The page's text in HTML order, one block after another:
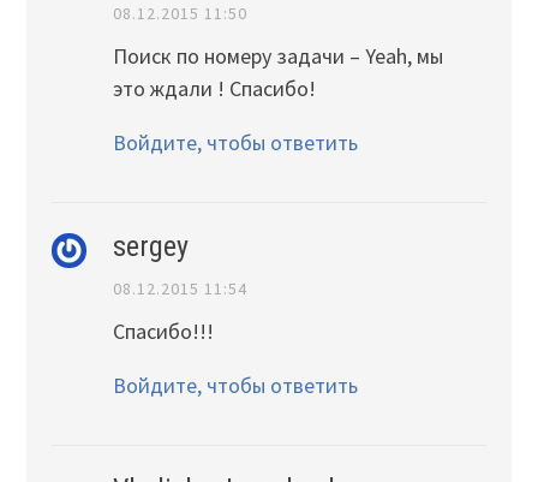
08.12.2015 11:50
Поиск по номеру задачи – Yeah, мы
это ждали ! Спасибо!
Войдите, чтобы ответить
sergey
08.12.2015 11:54
Спасибо!!!
Войдите, чтобы ответить